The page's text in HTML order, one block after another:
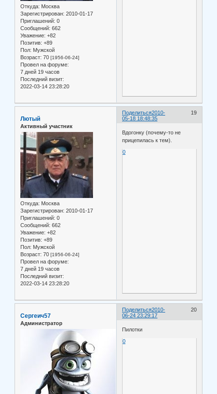
Откуда: Москва
Зарегистрирован: 2010-01-17
Приглашений: 0
Сообщений: 662
Уважение: +82
Позитив: +89
Пол: Мужской
Возраст: 70 [1956-06-24]
Провел на форуме:
7 дней 19 часов
Последний визит:
2022-03-14 23:28:20
Поделиться 19
2010-
05-18 18:48:35
Лютый
Активный участник
Откуда: Москва
Зарегистрирован: 2010-01-17
Приглашений: 0
Сообщений: 662
Уважение: +82
Позитив: +89
Пол: Мужской
Возраст: 70 [1956-06-24]
Провел на форуме:
7 дней 19 часов
Последний визит:
2022-03-14 23:28:20
Вдогонку (почему-то не
прицепилась к тем).
0
Поделиться 20
2010-
06-24 23:29:17
Сергеич57
Администратор
Пилотки
0